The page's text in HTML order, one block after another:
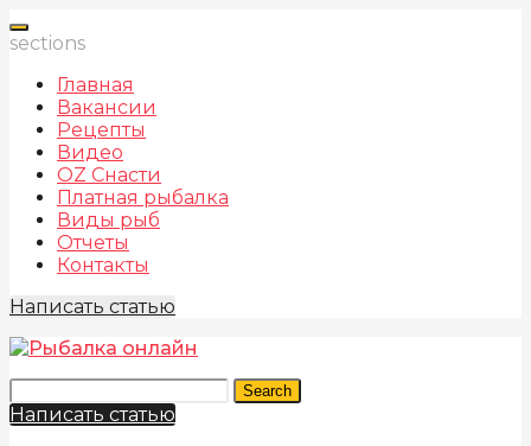
sections
Главная
Вакансии
Рецепты
Видео
OZ Снасти
Платная рыбалка
Виды рыб
Отчеты
Контакты
Написать статью
Search
Написать статью